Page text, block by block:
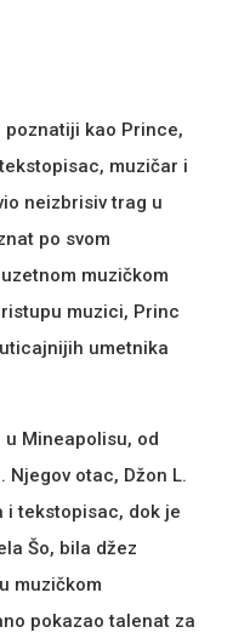
poznatiji kao Prince,
muzičar i
neizbrisiv trag u
po svom
muzičkom
muzici, Princ
umetnika
u Mineapolisu, od
otac, Džon L.
i tekstopisac, dok je
Šo, bila džez
muzičkom
pokazao talenat za